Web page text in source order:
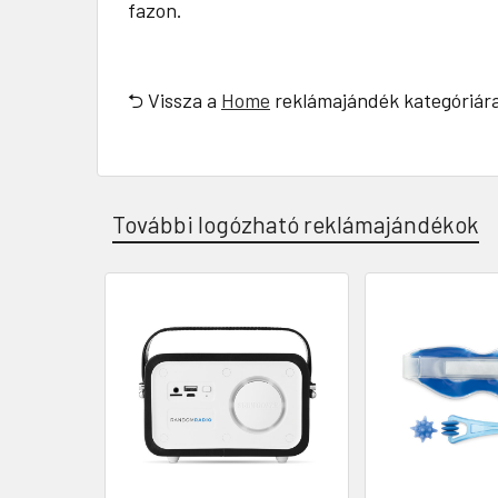
fazon.
⮌ Vissza a Home reklámajándék
További logózható reklámajándékok